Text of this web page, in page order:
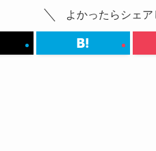
よかったらシェア